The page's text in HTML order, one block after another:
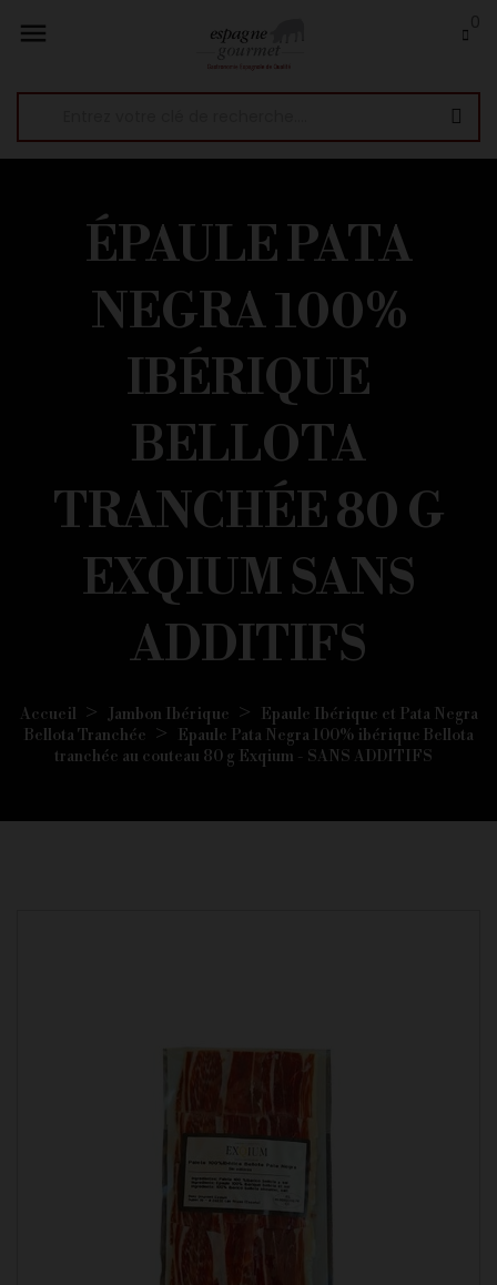

ÉPAULE PATA
NEGRA 100%
IBÉRIQUE
BELLOTA
TRANCHÉE 80 G
EXQIUM SANS
ADDITIFS
Accueil Jambon Ibérique
Epaule Ibérique et Pata Negra
Bellota Tranchée
Epaule Pata Negra 100% ibérique Bellota
tranchée au couteau 80 g Exqium - SANS ADDITIFS